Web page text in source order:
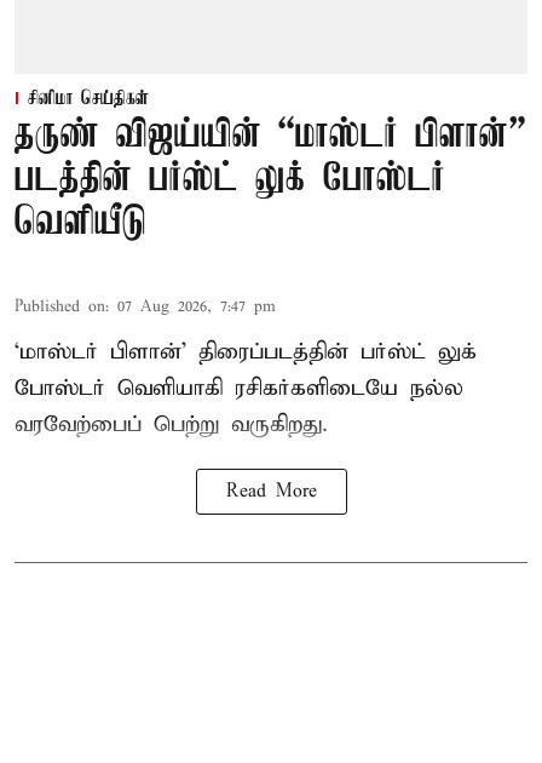
சினிமா செய்திகள்
தருண் விஜய்யின் “மாஸ்டர் பிளான்”
படத்தின் பர்ஸ்ட் லுக் போஸ்டர்
வெளியீடு
Published on: 07 Aug 2026, 7:47 pm
‘மாஸ்டர் பிளான்’ திரைப்படத்தின் பர்ஸ்ட் லுக்
போஸ்டர் வெளியாகி ரசிகர்களிடையே நல்ல
வரவேற்பைப் பெற்று வருகிறது.
Read More